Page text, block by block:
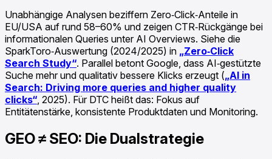
Unabhängige Analysen beziffern Zero‑Click‑Anteile in
EU/USA auf rund 58–60% und zeigen CTR‑Rückgänge bei
informationalen Queries unter AI Overviews. Siehe die
SparkToro‑Auswertung (2024/2025) in „Zero‑Click
Search Study“. Parallel betont Google, dass AI‑gestützte
Suche mehr und qualitativ bessere Klicks erzeugt („AI in
Search: Driving more queries and higher quality
clicks“, 2025). Für DTC heißt das: Fokus auf
Entitätenstärke, konsistente Produktdaten und Monitoring.
GEO ≠ SEO: Die Dualstrategie